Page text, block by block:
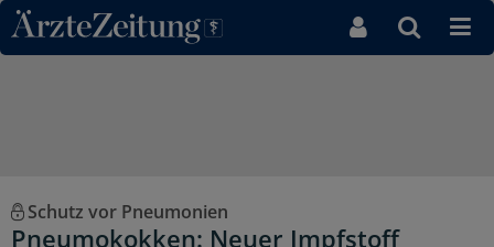
Direkt zum Inhaltsbereich
Schutz vor Pneumonien
Pneumokokken: Neuer Impfstoff